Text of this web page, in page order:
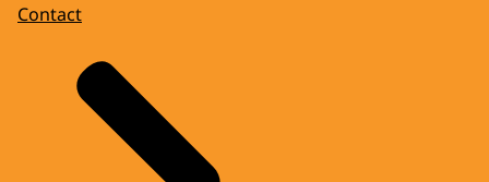
Contact